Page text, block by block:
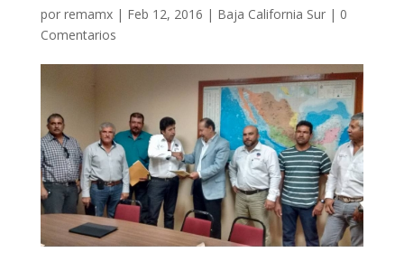
por remamx| Feb 12, 2016 | Baja California Sur| 0
Comentarios